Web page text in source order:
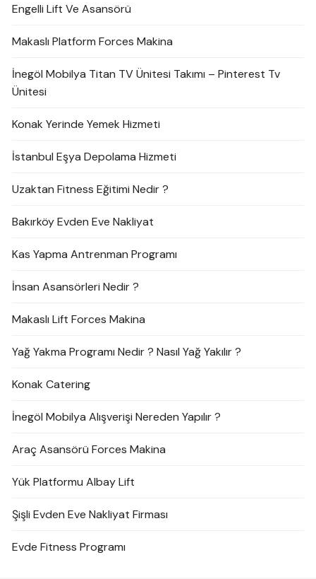
Engelli Lift Ve Asansörü
Makaslı Platform Forces Makina
İnegöl Mobilya Titan TV Ünitesi Takımı – Pinterest Tv
Ünitesi
Konak Yerinde Yemek Hizmeti
İstanbul Eşya Depolama Hizmeti
Uzaktan Fitness Eğitimi Nedir ?
Bakırköy Evden Eve Nakliyat
Kas Yapma Antrenman Programı
İnsan Asansörleri Nedir ?
Makaslı Lift Forces Makina
Yağ Yakma Programı Nedir ? Nasıl Yağ Yakılır ?
Konak Catering
İnegöl Mobilya Alışverişi Nereden Yapılır ?
Araç Asansörü Forces Makina
Yük Platformu Albay Lift
Şişli Evden Eve Nakliyat Firması
Evde Fitness Programı